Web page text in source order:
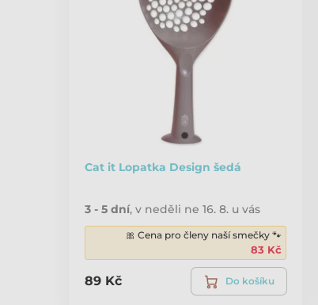
Cat it Lopatka Design šedá
3 - 5 dní, v neděli ne 16. 8. u vás
🎀 Cena pro členy naší smečky 🐾
83 Kč
89 Kč Do košíku